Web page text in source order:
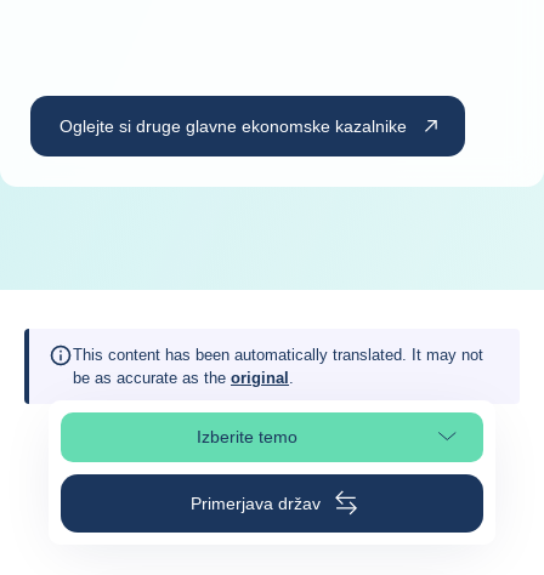
Oglejte si druge glavne ekonomske kazalnike
This content has been automatically translated. It may not
be as accurate as the original .
Izberite temo
Izberite poglavje strani
Primerjava držav